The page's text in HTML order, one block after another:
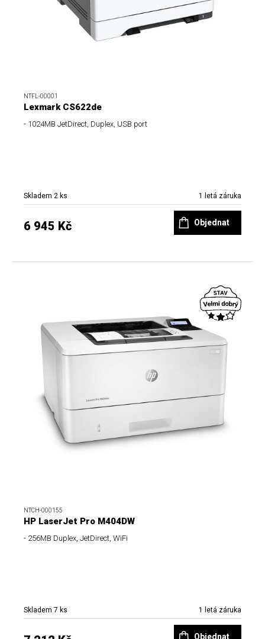
NTFL-00001
Lexmark CS622de
- 1024MB JetDirect, Duplex, USB port
Skladem 2 ks 1 letá záruka
6 945 Kč Objednat
NTCH-000155
HP LaserJet Pro M404DW
- 256MB Duplex, JetDirect, WiFi
Skladem 7 ks 1 letá záruka
Objednat